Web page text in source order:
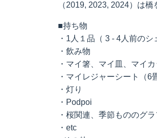
（2019, 2023, 2024）は
■持ち物
・1人１品（ 3 - 4人前のシ
・飲み物
・マイ箸、マイ皿、マイ
・マイレジャーシート（6
・灯り
・Podpoi
・桜関連、季節もののグ
・etc